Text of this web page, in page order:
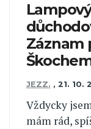
Záznam
JEZZ. , 21. 10.
Vždycky
mám rád,